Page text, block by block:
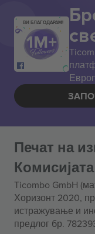
ВИ БЛАГОДАРАМ!
Печат на
Ticombo GmbH
Хоризонт 2020,
истражување и
предлог бр.